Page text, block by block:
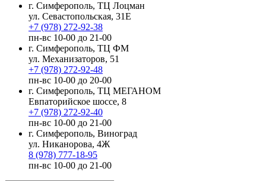
г. Симферополь, ТЦ Лоцман
ул. Севастопольская, 31Е
+7 (978) 272-92-38
пн-вс 10-00 до 21-00
г. Симферополь, ТЦ ФМ
ул. Механизаторов, 51
+7 (978) 272-92-48
пн-вс 10-00 до 20-00
г. Симферополь, ТЦ МЕГАНОМ
Евпаторийское шоссе, 8
+7 (978) 272-92-40
пн-вс 10-00 до 21-00
г. Симферополь, Виноград
ул. Никанорова, 4Ж
8 (978) 777-18-95
пн-вс 10-00 до 21-00